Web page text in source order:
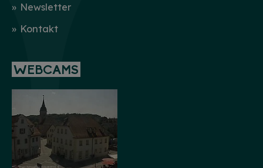
Newsletter
Kontakt
WEBCAMS